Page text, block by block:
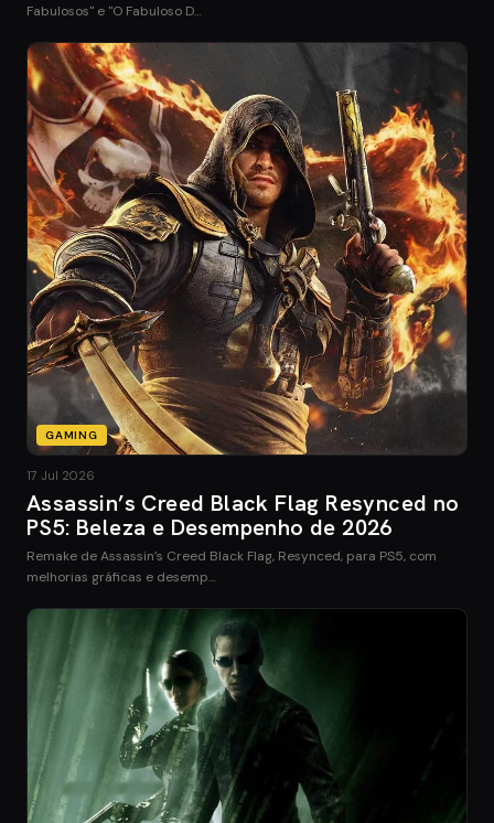
Fabulosos" e "O Fabuloso D…
GAMING
17 Jul 2026
Assassin’s Creed Black Flag Resynced no
PS5: Beleza e Desempenho de 2026
Remake de Assassin’s Creed Black Flag, Resynced, para PS5, com
melhorias gráficas e desemp…